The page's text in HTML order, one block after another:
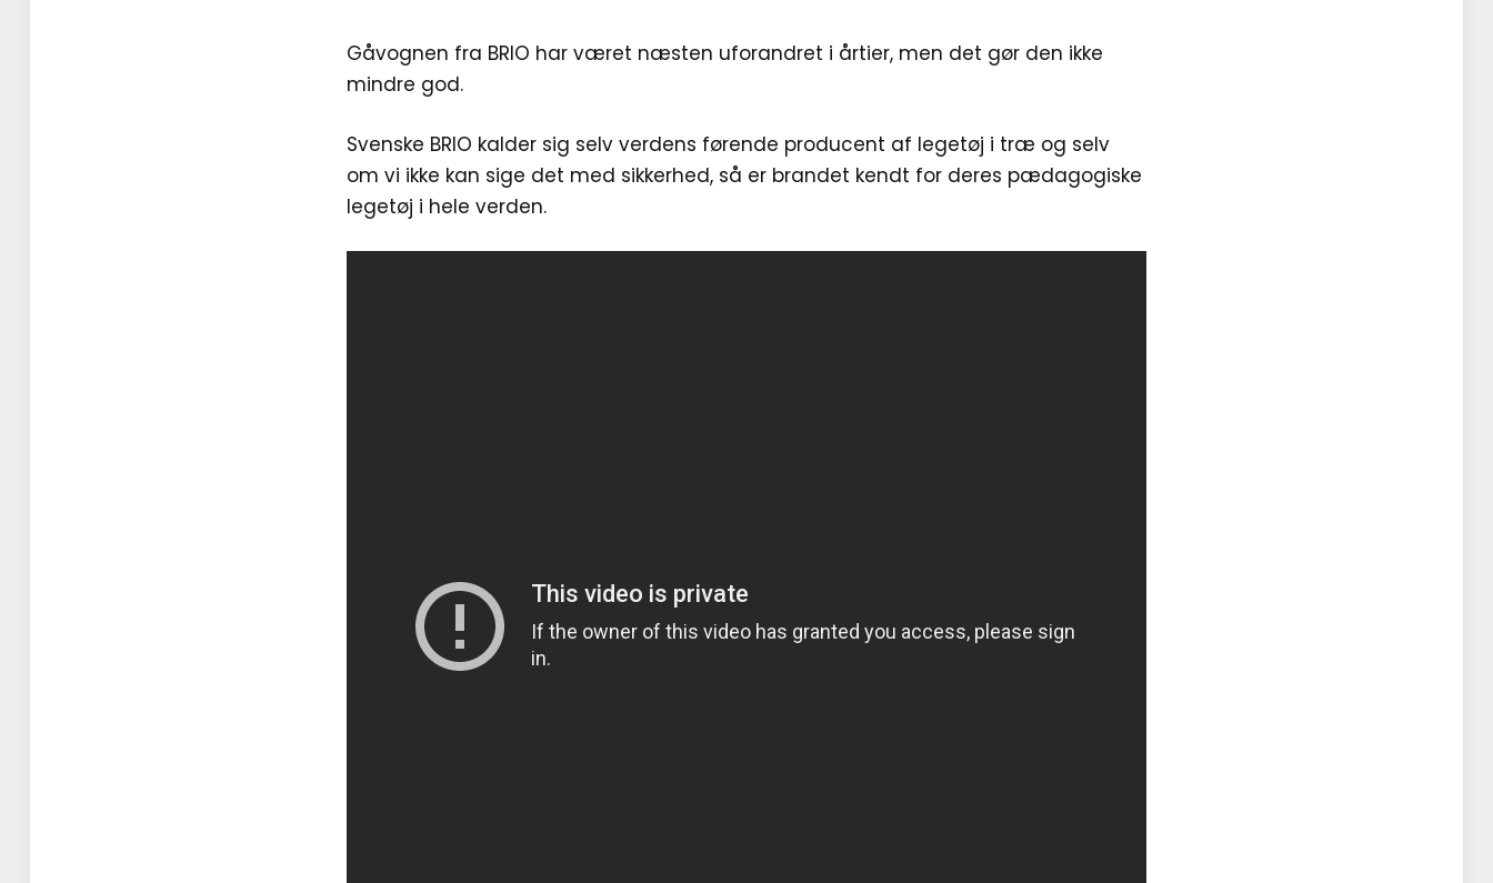
Gåvognen fra BRIO har været næsten uforandret i årtier, men det gør den ikke
mindre god.
Svenske BRIO kalder sig selv verdens førende producent af legetøj i træ og selv
om vi ikke kan sige det med sikkerhed, så er brandet kendt for deres pædagogiske
legetøj i hele verden.